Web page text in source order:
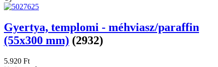
Gyertya, templomi - méhviasz/paraffin
(55x300 mm) (2932)
5.920 Ft